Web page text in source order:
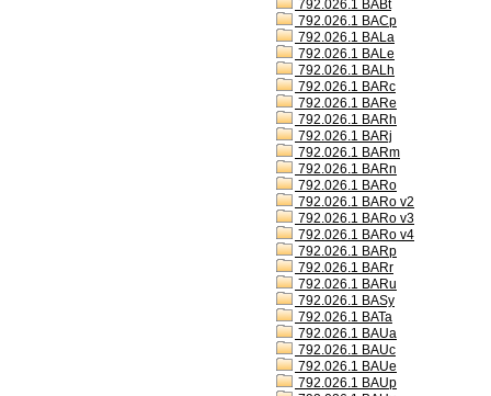
792.026.1 BABt
792.026.1 BACp
792.026.1 BALa
792.026.1 BALe
792.026.1 BALh
792.026.1 BARc
792.026.1 BARe
792.026.1 BARh
792.026.1 BARj
792.026.1 BARm
792.026.1 BARn
792.026.1 BARo
792.026.1 BARo v2
792.026.1 BARo v3
792.026.1 BARo v4
792.026.1 BARp
792.026.1 BARr
792.026.1 BARu
792.026.1 BASy
792.026.1 BATa
792.026.1 BAUa
792.026.1 BAUc
792.026.1 BAUe
792.026.1 BAUp